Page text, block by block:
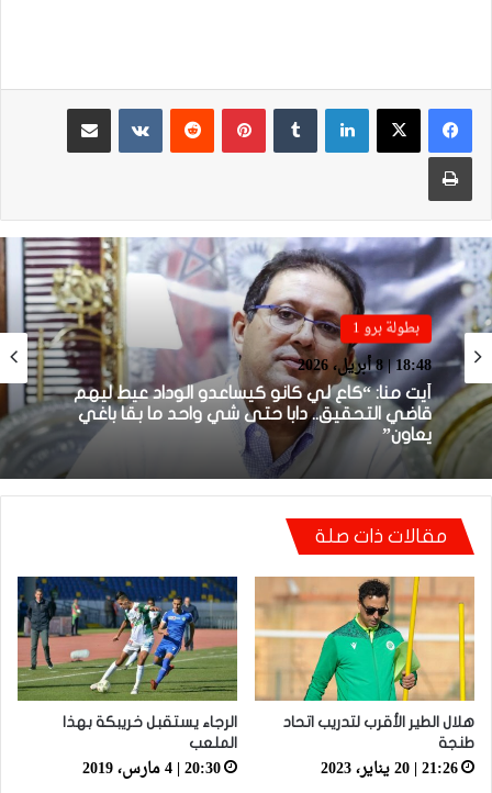
لينكدإن بينتيريست
مشاركة عبر البريد
طباعة
بطولة برو 1
18:48 | 8 أبريل، 2026
أيت منا: “كاع لي كانو كيساعدو الوداد عيط ليهم
قاضي التحقيق.. دابا حتى شي واحد ما بقا باغي
يعاون”
بطولة برو 1
22:23 | 6 أبريل، 2026
توالي النتائج السلبية يلاحق الوداد الرياضي بعد
تعادل جديد أمام الدفاع الحسني الجديدي
مقالات ذات صلة
هلال الطير الأقرب لتدريب اتحاد
طنجة
21:26 | 20 يناير، 2023
الرجاء يستقبل خريبكة بهذا
الملعب
20:30 | 4 مارس، 2019